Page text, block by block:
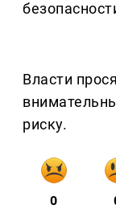
Власти
риску.
0